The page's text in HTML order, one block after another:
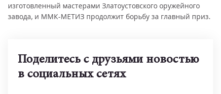
изготовленный мастерами Златоустовского оружейного
завода, и ММК-МЕТИЗ продолжит борьбу за главный приз.
Поделитесь с друзьями новостью
в социальных сетях